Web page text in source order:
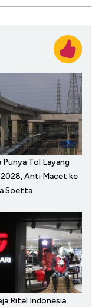
Punya Tol Layang
2028, Anti Macet ke
Soetta
Ritel Indonesia